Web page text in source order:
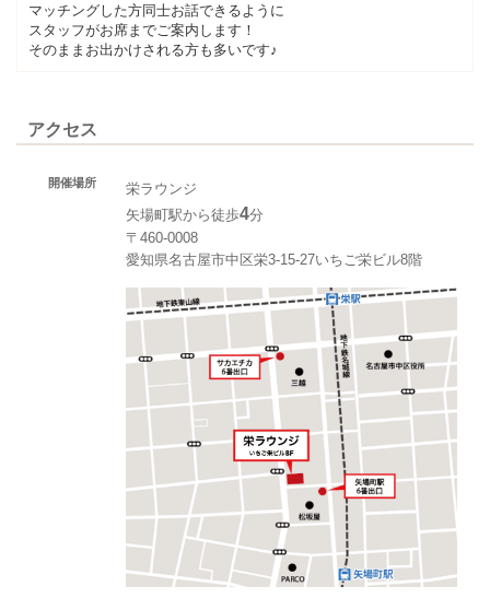
マッチングした方同士お話できるように
スタッフがお席までご案内します！
そのままお出かけされる方も多いです♪
アクセス
開催場所
栄ラウンジ
矢場町駅から徒歩4分
〒460-0008
愛知県名古屋市中区栄3-15-27いちご栄ビル8階